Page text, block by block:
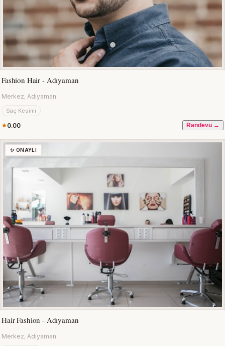
Fashion Hair - Adıyaman
Merkez, Adıyaman
Saç Kesimi
0.00 Randevu →
✨ ONAYLI
Hair Fashion - Adıyaman
Merkez, Adıyaman